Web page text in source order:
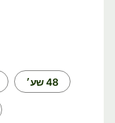
48 שע׳